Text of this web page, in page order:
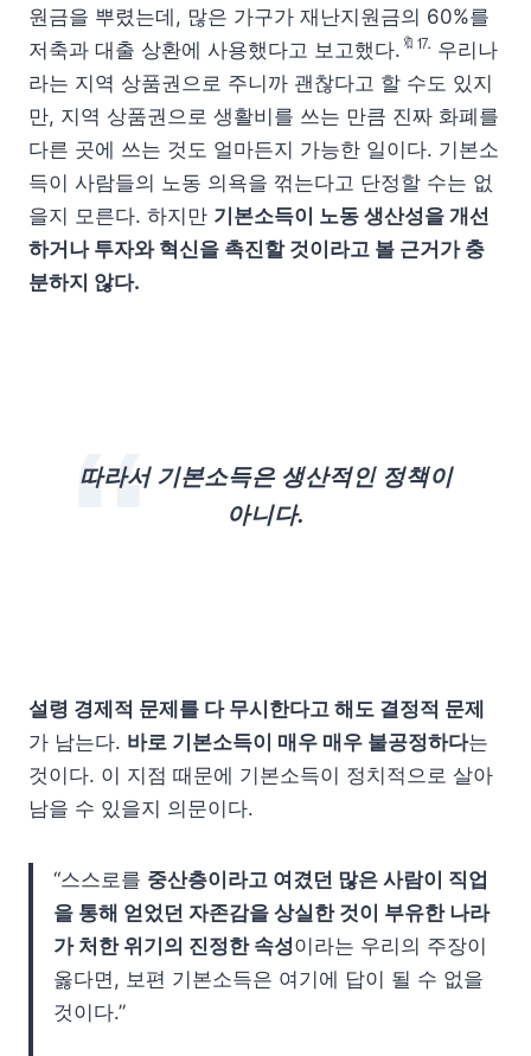
원금을 뿌렸는데, 많은 가구가 재난지원금의 60%를
저축과 대출 상환에 사용했다고 보고했다. 🔖⒘ 우리나
라는 지역 상품권으로 주니까 괜찮다고 할 수도 있지
만, 지역 상품권으로 생활비를 쓰는 만큼 진짜 화폐를
다른 곳에 쓰는 것도 얼마든지 가능한 일이다. 기본소
득이 사람들의 노동 의욕을 꺾는다고 단정할 수는 없
을지 모른다. 하지만 기본소득이 노동 생산성을 개선
하거나 투자와 혁신을 촉진할 것이라고 볼 근거가 충
분하지 않다.
따라서 기본소득은 생산적인 정책이
아니다.
설령 경제적 문제를 다 무시한다고 해도 결정적 문제
가 남는다. 바로 기본소득이 매우 매우 불공정하다는
것이다. 이 지점 때문에 기본소득이 정치적으로 살아
남을 수 있을지 의문이다.
“스스로를 중산층이라고 여겼던 많은 사람이 직업
을 통해 얻었던 자존감을 상실한 것이 부유한 나라
가 처한 위기의 진정한 속성이라는 우리의 주장이
옳다면, 보편 기본소득은 여기에 답이 될 수 없을
것이다.”